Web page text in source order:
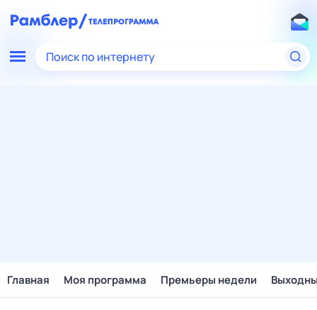
Поиск по интернету
Главная Моя программа Премьеры недели